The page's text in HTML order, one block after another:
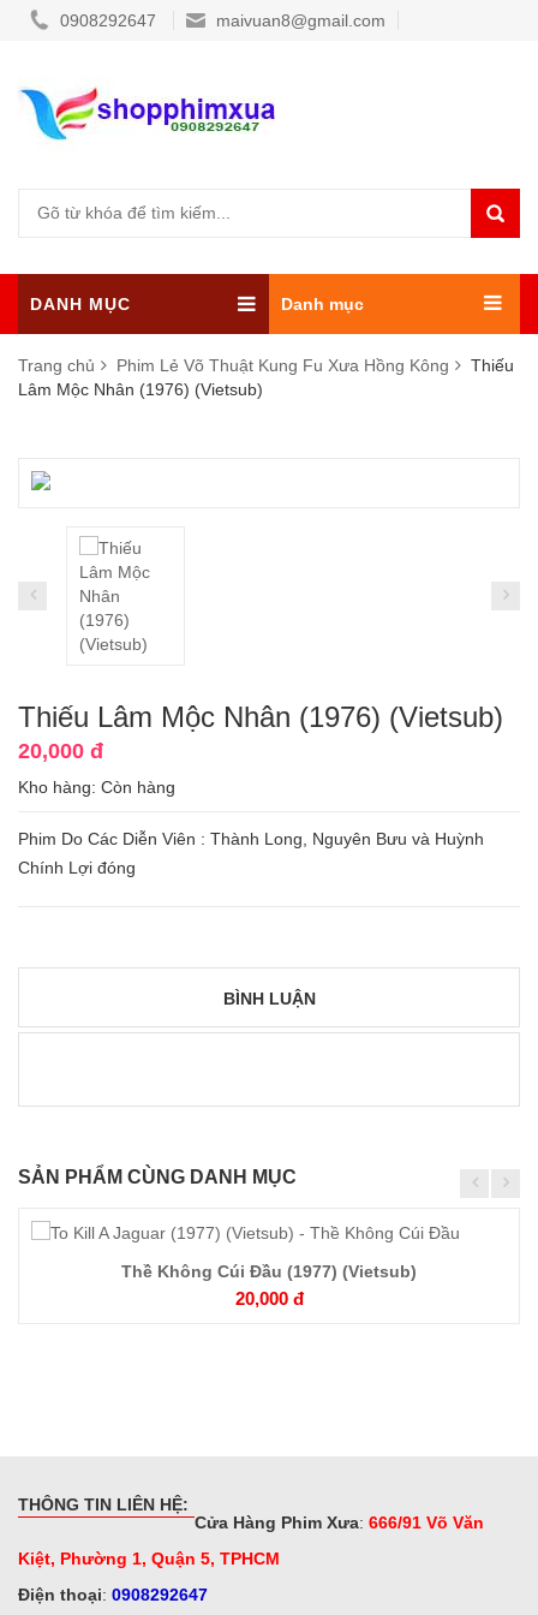
0908292647 maivuan8@gmail.com
DANH MỤC Danh mục
Trang chủ Phim Lẻ Võ Thuật Kung Fu Xưa Hồng Kông
Thiếu
Lâm Mộc Nhân (1976) (Vietsub)
Thiếu Lâm Mộc Nhân (1976) (Vietsub)
20,000 đ
Kho hàng: Còn hàng
Phim Do Các Diễn Viên : Thành Long, Nguyên Bưu và Huỳnh
Chính Lợi đóng
BÌNH LUẬN
SẢN PHẨM CÙNG DANH MỤC
Chi
Thề Không Cúi Đầu (1977) (Vietsub)
20,000 đ
THÔNG TIN LIÊN HỆ:
Cửa Hàng Phim Xưa: 666/91 Võ Văn
Kiệt, Phường 1, Quận 5, TPHCM
Điện thoại: 0908292647